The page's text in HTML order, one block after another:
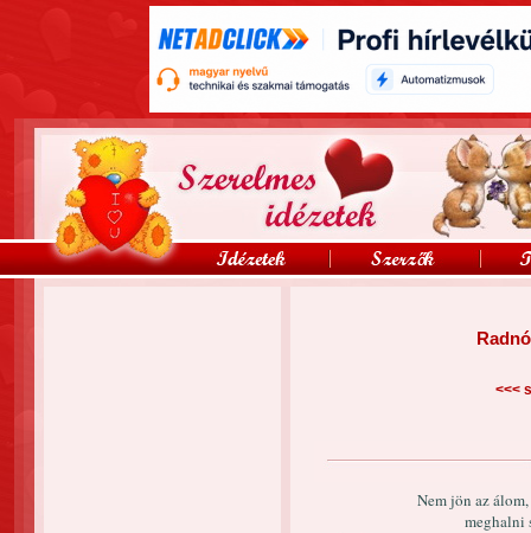
<<<
Nem jön az
meghalni